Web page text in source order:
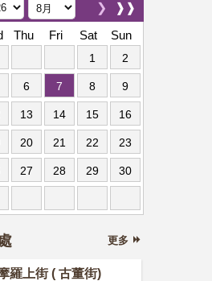
❱❱
❯
Thu Fri Sat Sun
1 2
6 7 8 9
13 14 15 16
20 21 22 23
27 28 29 30
更多
羅上街 ( 古董街)